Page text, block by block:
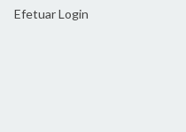
Efetuar Login